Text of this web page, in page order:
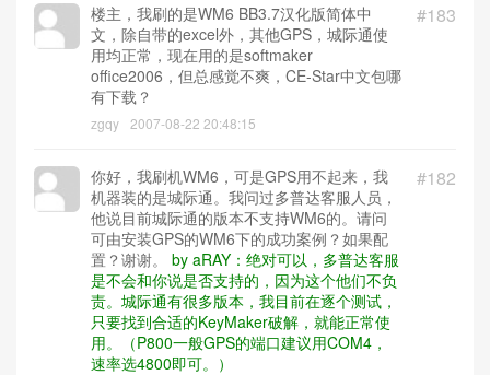
#183
楼主，我刷的是WM6 BB3.7汉化版简体中
文，除自带的excel外，其他GPS，城际通使
用均正常，现在用的是softmaker
office2006，但总感觉不爽，CE-Star中文包哪
有下载？
zgqy 2007-08-22 20:48:15
#182
你好，我刷机WM6，可是GPS用不起来，我
机器装的是城际通。我问过多普达客服人员，
他说目前城际通的版本不支持WM6的。请问
可由安装GPS的WM6下的成功案例？如果配
置？谢谢。 by aRAY：绝对可以，多普达客服
是不会和你说是否支持的，因为这个他们不负
责。城际通有很多版本，我目前在逐个测试，
只要找到合适的KeyMaker破解，就能正常使
用。（P800一般GPS的端口建议用COM4，
速率选4800即可。）